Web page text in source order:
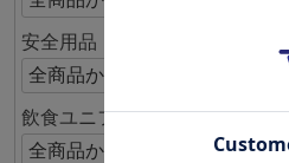
安全用品・靴専門館内から検索
飲食ユニフォーム専門館内検索